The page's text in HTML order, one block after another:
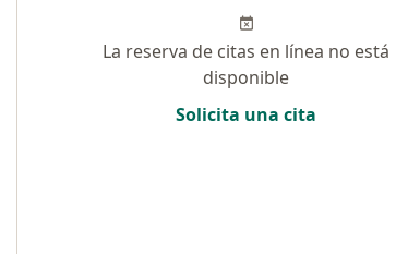
La reserva de citas en línea no está
disponible
Solicita una cita